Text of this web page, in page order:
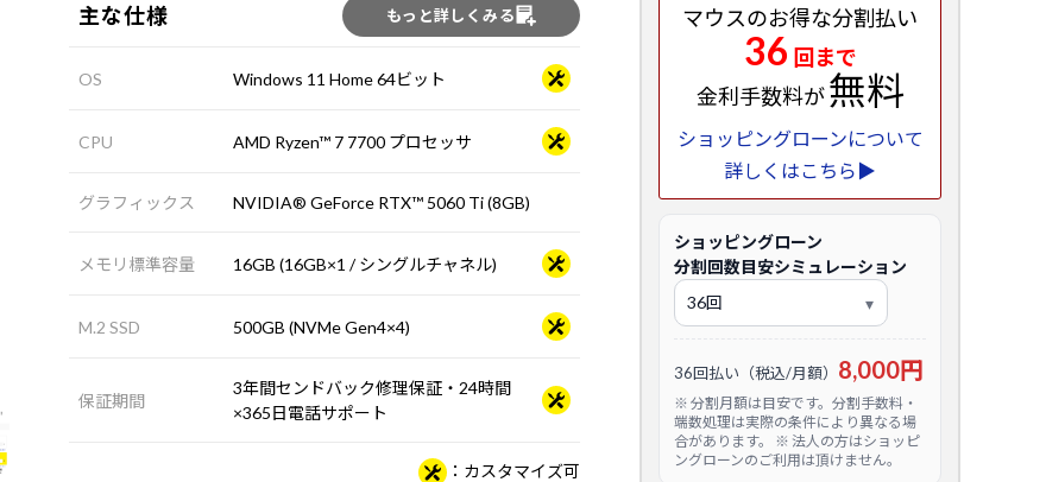
主な仕様 もっと詳しくみる
OS Windows 11 Home 64ビット
CPU AMD Ryzen™ 7 7700 プロセッサ
グラフィックス NVIDIA® GeForce RTX™ 5060 Ti (8GB)
メモリ標準容量 16GB (16GB×1 / シングルチャネル)
M.2 SSD 500GB (NVMe Gen4×4)
保証期間
3年間センドバック修理保証・24時間
×365日電話サポート
カスタマイズ可
マウスのお得な分割払い
36 回まで
金利手数料が無料
ショッピングローンについて
詳しくはこちら▶
ショッピングローン
分割回数目安シミュレーション
36回払い（税込/月額） 8,000円
※ 分割月額は目安です。分割手数料・
端数処理は実際の条件により異なる場
合があります。 ※ 法人の方はショッピ
ングローンのご利用は頂けません。